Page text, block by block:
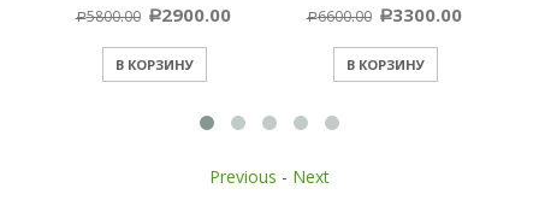
Р5800.00 Р2900.00
В КОРЗИНУ
Р6600.00 Р3300.00
В КОРЗИНУ
Previous - Next